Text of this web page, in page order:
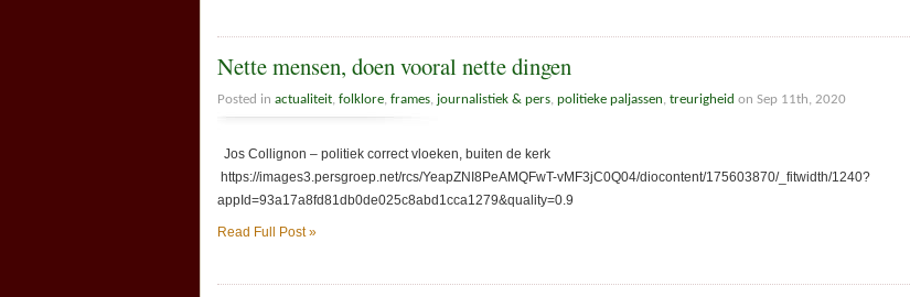
Nette mensen, doen vooral nette dingen
Posted in actualiteit folklore frames journalistiek & pers politieke paljassen treurigheid on Sep 11th, 2020
Jos Collignon – politiek correct vloeken, buiten de kerk
https://images3.persgroep.net/rcs/YeapZNI8PeAMQFwT-vMF3jC0Q04/diocontent/175603870/_fitwidth/1240?
appId=93a17a8fd81db0de025c8abd1cca1279&quality=0.9
Read Full Post »